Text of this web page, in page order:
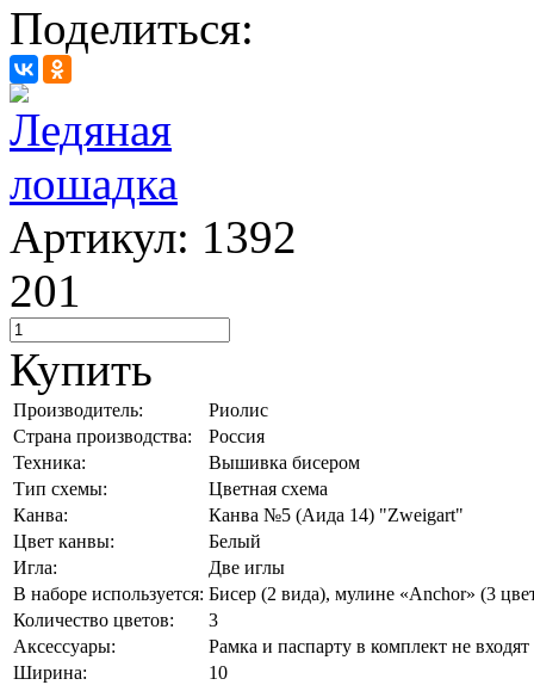
Поделиться:
Артикул: 1392
201
Купить
Производитель:
Риолис
Страна производства:
Россия
Техника:
Вышивка бисером
Тип схемы:
Цветная схема
Канва:
Канва №5 (Аида 14) "Zweigart"
Цвет канвы:
Белый
Игла:
Две иглы
В наборе используется: Бисер (2 вида), мулине «Anchor» (3
Количество цветов:
3
Аксессуары:
Рамка и паспарту в комплект не входят
Ширина:
10